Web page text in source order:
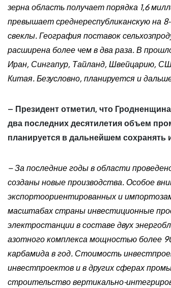
зерна область получает порядка 1,6
превышает среднереспубликанскую на
свеклы. География поставок
расширена более чем в два раза. В
Иран, Сингапур, Тайланд, Швейцарию,
Китая. Безусловно, планируется и
– Президент отметил, что
два последних десятилетия объем
планируется в дальнейшем сохранять
– За последние годы в области
созданы новые производства. Особое
экспортоориентированных и
масштабах страны инвестиционные
электростанции в составе двух
азотного комплекса мощностью более
карбамида в год. Стоимость
инвестпроектов и в других сферах
строительство вертикально-